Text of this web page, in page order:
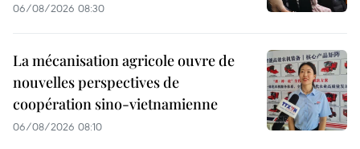
06/08/2026 08:30
La mécanisation agricole ouvre de
nouvelles perspectives de
coopération sino-vietnamienne
06/08/2026 08:10